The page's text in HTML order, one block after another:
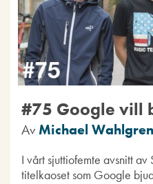
#75 Google vill
Av Michael Wahlgren
I vårt sjuttiofemte avsnitt
titelkaoset som Google